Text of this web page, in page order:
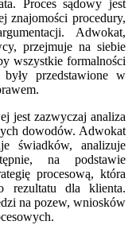
Proces sądowy jest
znajomości procedury,
Adwokat,
przejmuje na siebie
wszystkie formalności
były przedstawione w
jest zazwyczaj analiza
dowodów. Adwokat
świadków, analizuje
na podstawie
procesową, która
rezultatu dla klienta.
na pozew, wniosków